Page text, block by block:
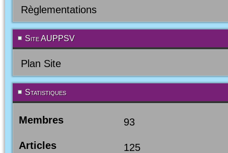
Règlementations
Site AUPPSV
Plan Site
Statistiques
Membres 93
Articles 125